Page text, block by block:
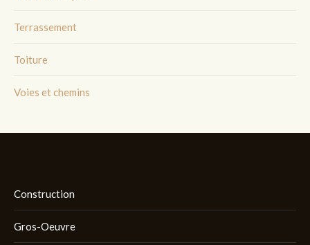
Terrassement
Toiture
Voies et chemins
Construction
Gros-Oeuvre